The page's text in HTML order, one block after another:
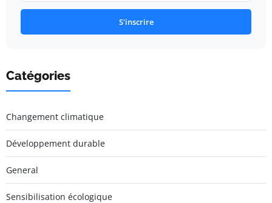
S'inscrire
Catégories
Changement climatique
Développement durable
General
Sensibilisation écologique